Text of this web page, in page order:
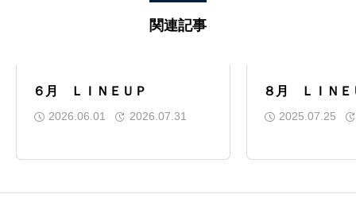
関連記事
６月 ＬＩＮＥＵＰ
2026.06.01 2026.07.31
８月 ＬＩＮＥ
2025.07.25